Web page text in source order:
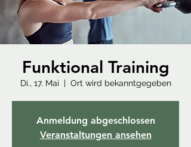
Funktional Training
Di., 17. Mai
  |
Ort wird bekanntgegeben
Anmeldung abgeschlossen
Veranstaltungen ansehen